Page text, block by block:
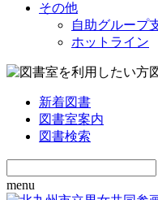
その他
自助グループ
ホットライン
新着図書
図書室案内
図書検索
Search
for:
menu